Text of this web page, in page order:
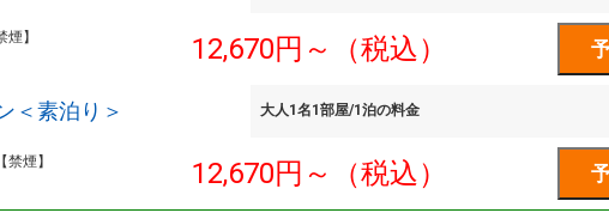
】
12,670円～（税込）
＜素泊り＞ 大人1名1部屋/1泊の料金
煙】
12,670円～（税込）